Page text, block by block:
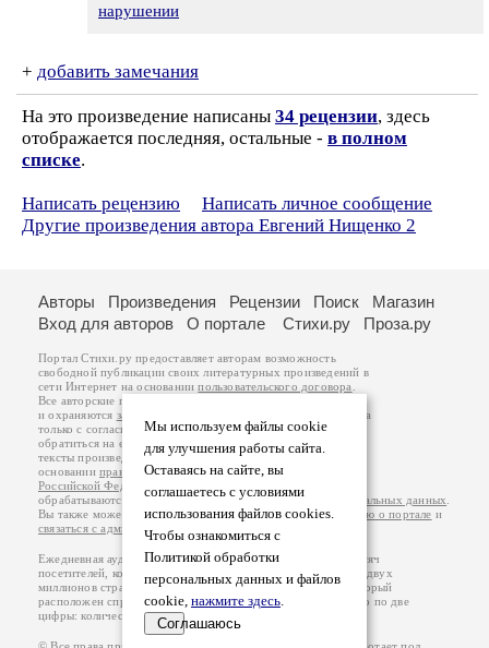
нарушении
+ добавить замечания
На это произведение написаны 34 рецензии, здесь
отображается последняя, остальные - в полном
списке.
Написать рецензию
Написать личное сообщение
Другие произведения автора Евгений Нищенко 2
Мы используем файлы cookie
для улучшения работы сайта.
Оставаясь на сайте, вы
соглашаетесь с условиями
использования файлов cookies.
Чтобы ознакомиться с
Политикой обработки
персональных данных и файлов
cookie, нажмите здесь.
Соглашаюсь
Авторы Произведения Рецензии Поиск
Магазин
Вход для авторов
О портале Стихи.ру Проза.ру
Портал Стихи.ру предоставляет авторам возможность
свободной публикации своих литературных произведений в
сети Интернет на основаниипользовательского договора
Все авторские права на произведения принадлежат авторам
и охраняются законом
. Перепечатка произведений возможна
только с согласия его автора, к которому вы можете
обратиться на его авторской странице. Ответственность за
тексты произведений авторы несут самостоятельно на
основанииправил публикацииизаконодательства
Российской Федерации
обрабатываются на основанииПолитики обработки персональных данных
Вы также можете посмотреть более подробнуюинформацию о портале и
связаться с администрацией
Ежедневная аудитория портала Стихи.ру – порядка 200 тысяч
посетителей, которые в общей сумме просматривают более двух
миллионов страниц по данным счетчика посещаемости, который
расположен справа от этого текста. В каждой графе указано по две
цифры: количество просмотров и количество посетителей.